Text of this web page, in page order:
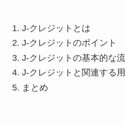
J-クレジットとは
J-クレジットのポイント
J-クレジットの基本的な
J-クレジットと関連する
まとめ